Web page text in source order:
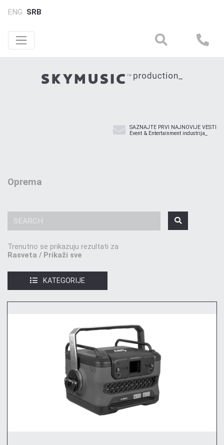
ENG SRB
SAZNAJTE PRVI NAJNOVIJE VESTI
Event & Entertainment industrija_
Oprema
Trenutno se prikazuju rezultati za
Rasveta / Prikaži sve
KATEGORIJE